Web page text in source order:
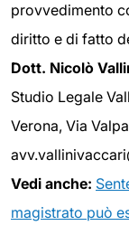
provvedimento
diritto e di fatto
Dott. Nicolò
Studio Legale
Verona, Via
Vedi anche:
magistrato può